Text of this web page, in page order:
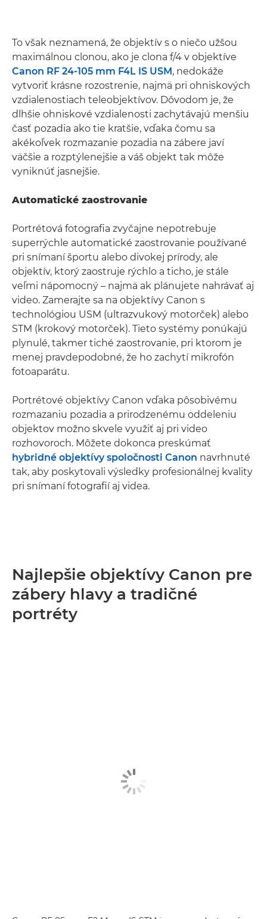
To však neznamená, že objektív s o niečo užšou
maximálnou clonou, ako je clona f/4 v objektíve
Canon RF 24-105 mm F4L IS USM, nedokáže
vytvoriť krásne rozostrenie, najmä pri ohniskových
vzdialenostiach teleobjektívov. Dôvodom je, že
dlhšie ohniskové vzdialenosti zachytávajú menšiu
časť pozadia ako tie kratšie, vďaka čomu sa
akékoľvek rozmazanie pozadia na zábere javí
väčšie a rozptýlenejšie a váš objekt tak môže
vyniknúť jasnejšie.
Automatické zaostrovanie
Portrétová fotografia zvyčajne nepotrebuje
superrýchle automatické zaostrovanie používané
pri snímaní športu alebo divokej prírody, ale
objektív, ktorý zaostruje rýchlo a ticho, je stále
veľmi nápomocný – najmä ak plánujete nahrávať aj
video. Zamerajte sa na objektívy Canon s
technológiou USM (ultrazvukový motorček) alebo
STM (krokový motorček). Tieto systémy ponúkajú
plynulé, takmer tiché zaostrovanie, pri ktorom je
menej pravdepodobné, že ho zachytí mikrofón
fotoaparátu.
Portrétové objektívy Canon vďaka pôsobivému
rozmazaniu pozadia a prirodzenému oddeleniu
objektov možno skvele využiť aj pri video
rozhovoroch. Môžete dokonca preskúmať
hybridné objektívy spoločnosti Canon navrhnuté
tak, aby poskytovali výsledky profesionálnej kvality
pri snímaní fotografií aj videa.
Najlepšie objektívy Canon pre
zábery hlavy a tradičné
portréty